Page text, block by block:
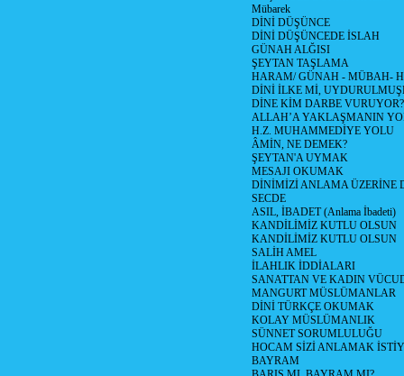
Mübarek
DİNİ DÜŞÜNCE
DİNİ DÜŞÜNCEDE İSLAH
GÜNAH ALĞISI
ŞEYTAN TAŞLAMA
HARAM/ GÜNAH - MÜBAH-
DİNİ İLKE Mİ,
DİNE KİM DARBE VURUYOR?
ALLAH’A YAKLAŞMANIN
H.Z. MUHAMMEDİYE YOLU
ÂMİN, NE DEMEK?
ŞEYTAN'A UYMAK
MESAJI OKUMAK
DİNİMİZİ ANLAMA ÜZERİNE
SECDE
ASIL, İBADET (Anlama İbadeti)
KANDİLİMİZ KUTLU OLSUN
KANDİLİMİZ KUTLU OLSUN
SALİH AMEL
İLAHLIK İDDİALARI
SANATTAN VE KADIN
MANGURT MÜSLÜMANLAR
DİNİ TÜRKÇE OKUMAK
KOLAY MÜSLÜMANLIK
SÜNNET SORUMLULUĞU
HOCAM SİZİ ANLAMAK
BAYRAM